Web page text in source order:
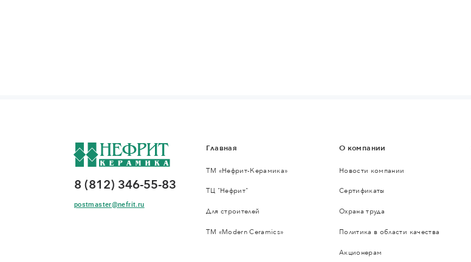
8 (812) 346-55-83
postmaster@nefrit.ru
Главная
ТМ «Нефрит-Керамика»
ТЦ "Нефрит"
Для строителей
ТМ «Modern Ceramics»
О компании
Новости компании
Сертификаты
Охрана труда
Политика в области качества
Акционерам